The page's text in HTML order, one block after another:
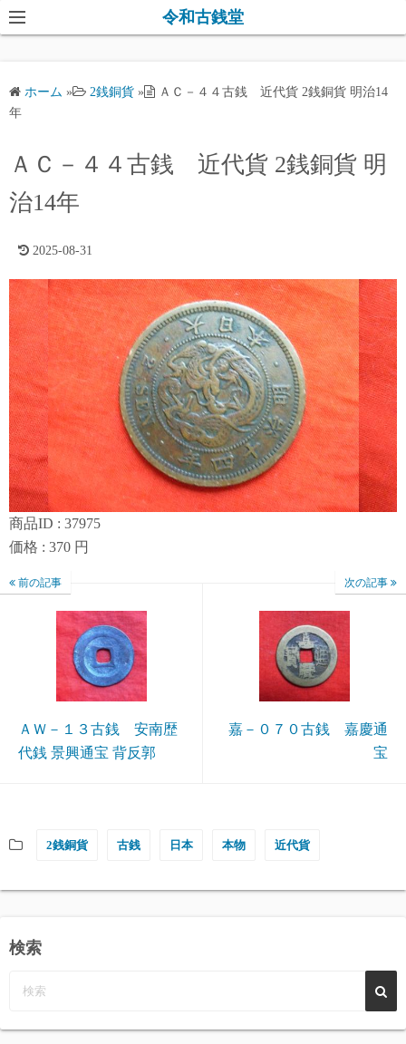
コ
ン
ツ
ッ
令和古銭堂
ホーム » 2銭銅貨 »
ＡＣ－４４古銭 近代貨 2銭銅貨 明治14
年
ＡＣ－４４古銭 近代貨 2銭銅貨 明
治14年
2025-08-31
商品ID : 37975
価格 : 370 円
前の記事
ＡＷ－１３古銭 安南歴
代銭 景興通宝 背反郭
次の記事
嘉－０７０古銭 嘉慶通
宝
2銭銅貨 古銭 日本 本物 近代貨
検索